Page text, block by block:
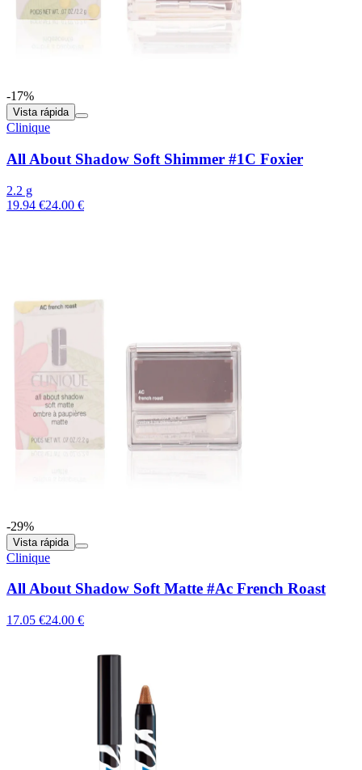
-17%
Vista rápida
Clinique
All About Shadow Soft Shimmer #1C Foxier
2.2 g
19.94 €24.00 €
-29%
Vista rápida
Clinique
All About Shadow Soft Matte #Ac French Roast
17.05 €24.00 €